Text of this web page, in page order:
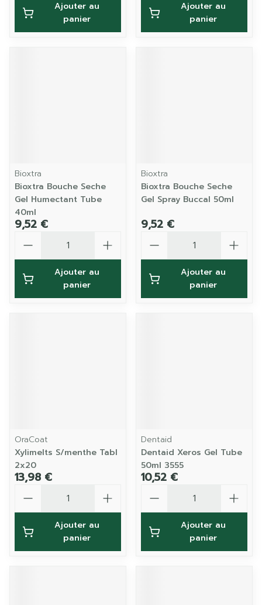
Ajouter au
panier
Ajouter au
panier
Bioxtra
Bioxtra Bouche Seche
Gel Humectant Tube
40ml
9,52 €
Ajouter au
panier
Bioxtra
Bioxtra Bouche Seche
Gel Spray Buccal 50ml
9,52 €
Ajouter au
panier
OraCoat
Xylimelts S/menthe Tabl
2x20
13,98 €
Ajouter au
panier
Dentaid
Dentaid Xeros Gel Tube
50ml 3555
10,52 €
Ajouter au
panier